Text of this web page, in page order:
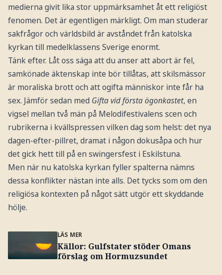
medierna givit lika stor uppmärksamhet åt ett religiöst
fenomen. Det är egentligen märkligt. Om man studerar
sakfrågor och världsbild är avståndet från katolska
kyrkan till medelklassens Sverige enormt.
Tänk efter. Låt oss säga att du anser att abort är fel,
samkönade äktenskap inte bör tillåtas, att skilsmässor
är moraliska brott och att ogifta människor inte får ha
sex. Jämför sedan med Gifta vid första ögonkastet, en
vigsel mellan två män på Melodifestivalens scen och
rubrikerna i kvällspressen vilken dag som helst: det nya
dagen-efter-pillret, dramat i någon dokusåpa och hur
det gick hett till på en swingersfest i Eskilstuna.
Men när nu katolska kyrkan fyller spalterna nämns
dessa konflikter nästan inte alls. Det tycks som om den
religiösa kontexten på något sätt utgör ett skyddande
hölje.
LÄS MER
Källor: Gulfstater stöder Omans
förslag om Hormuzsundet